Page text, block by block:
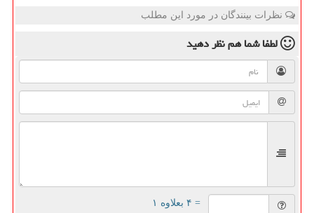
نظرات بینندگان در مورد این مطلب
لطفا شما همنظر دهید
= ۴ بعلاوه ۱